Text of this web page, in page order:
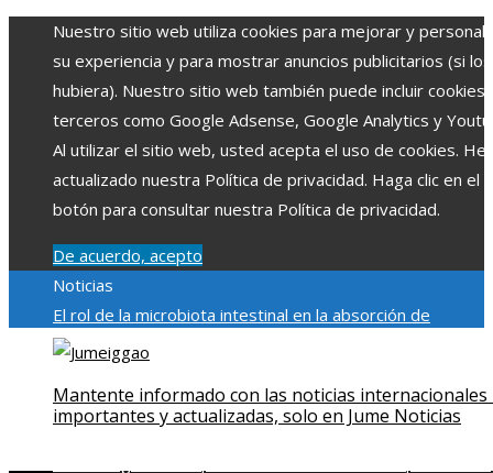
Nuestro sitio web utiliza cookies para mejorar y
su experiencia y para mostrar anuncios publicitarios (si los
hubiera). Nuestro sitio web también puede incluir cookies
terceros como Google Adsense, Google Analytics y
Al utilizar el sitio web, usted acepta el uso de cookies.
actualizado nuestra Política de privacidad. Haga clic en el
botón para consultar nuestra Política de privacidad.
De acuerdo, acepto
Noticias
El rol de la microbiota intestinal en la absorción de
nutrientesReformas regulatorias derivadas de desastres
Patrimonio de la Humanidad y su importanciaImpacto
económico y social de la estacionalidad turística en
Mantente informado con las noticias internacionales
importantes y actualizadas, solo en Jume Noticias